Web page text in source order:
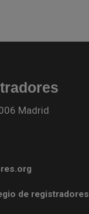
Madrid
de registradores